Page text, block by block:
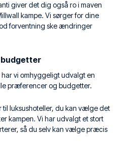
giver det dig også ro i maven
kampe. Vi sørger for dine
forventning ske ændringer
budgetter
vi omhyggeligt udvalgt en
præferencer og budgetter.
luksushoteller, du kan vælge det
kampen. Vi har udvalgt et stort
så du selv kan vælge præcis